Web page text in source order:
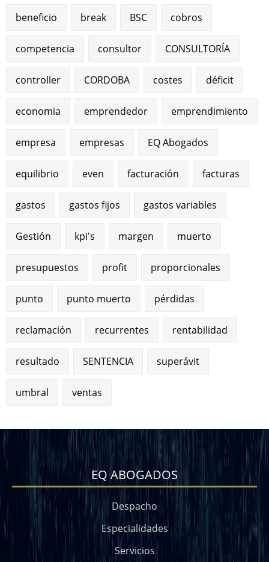
beneficio break BSC cobros
competencia consultor CONSULTORÍA
controller CORDOBA costes déficit
economia emprendedor emprendimiento
empresa empresas EQ Abogados
equilibrio even facturación facturas
gastos gastos fijos gastos variables
Gestión kpi's margen muerto
presupuestos profit proporcionales
punto punto muerto pérdidas
reclamación recurrentes rentabilidad
resultado SENTENCIA superávit
umbral ventas
EQ ABOGADOS
Despacho
Especialidades
Servicios